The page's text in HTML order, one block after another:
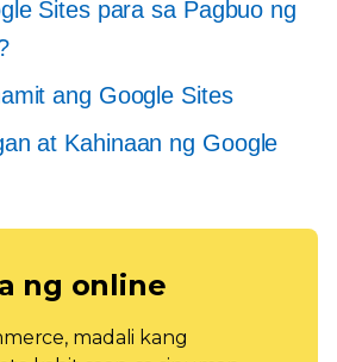
Sites para sa Pagbuo ng
ang Google Sites
at Kahinaan ng Google
ng online
madali kang